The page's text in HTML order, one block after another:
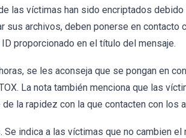
las víctimas han sido encriptados
sus archivos, deben ponerse en contacto
proporcionado en el título del mensaje.
se les aconseja que se pongan en
La nota también menciona que las
la rapidez con la que contacten con los
indica a las víctimas que no cambien